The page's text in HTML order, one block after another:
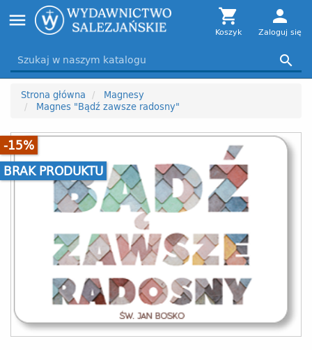
navigation
menu 
Koszyk
person
Zaloguj się

Strona główna
Magnesy
Magnes "Bądź zawsze radosny"
-15%
BRAK PRODUKTU